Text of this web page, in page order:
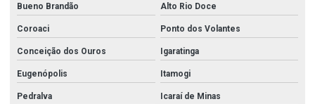
Bueno Brandão Alto Rio Doce
Coroaci Ponto dos Volantes
Conceição dos Ouros Igaratinga
Eugenópolis Itamogi
Pedralva Icaraí de Minas